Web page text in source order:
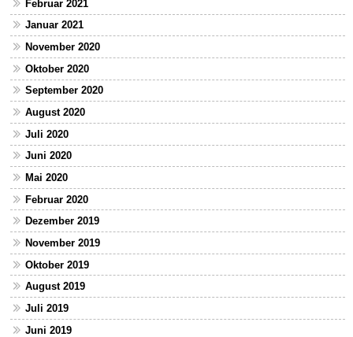
Februar 2021
Januar 2021
November 2020
Oktober 2020
September 2020
August 2020
Juli 2020
Juni 2020
Mai 2020
Februar 2020
Dezember 2019
November 2019
Oktober 2019
August 2019
Juli 2019
Juni 2019